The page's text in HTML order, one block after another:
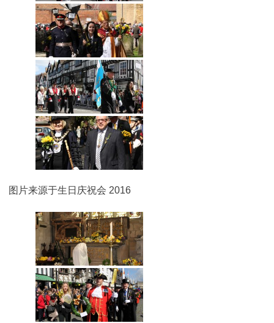
图片来源于生日庆祝会 2016